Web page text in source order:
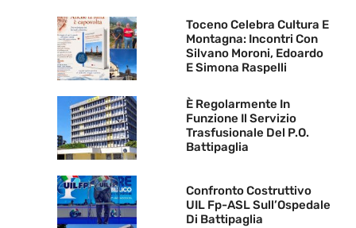
Toceno Celebra Cultura E
Montagna: Incontri Con
Silvano Moroni, Edoardo
E Simona Raspelli
È Regolarmente In
Funzione Il Servizio
Trasfusionale Del P.O.
Battipaglia
Confronto Costruttivo
UIL Fp-ASL Sull’Ospedale
Di Battipaglia